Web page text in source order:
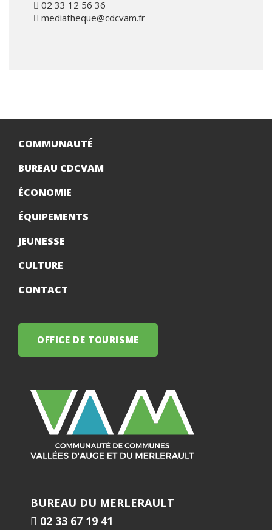
02 33 12 56 36
mediatheque@cdcvam.fr
COMMUNAUTÉ
BUREAU CDCVAM
ÉCONOMIE
ÉQUIPEMENTS
JEUNESSE
CULTURE
CONTACT
OFFICE DE TOURISME
BUREAU DU MERLERAULT
02 33 67 19 41